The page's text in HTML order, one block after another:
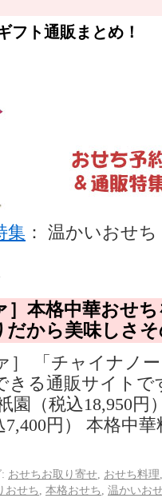
フト通販まとめ！
集 ： 温かいおせち
］本格中華おせ
だから美味しさ
「チャイナノ
きる通販サイトで
園（税込18,950円
7,400円） 本格中
おせちお取り寄せ おせち料理
おせち 本格おせち
温かいお